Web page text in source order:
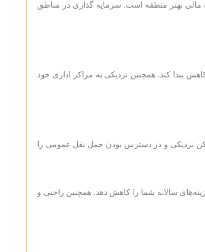
مالی بهتر منطقه است. سرمایه گذاری در مناطق
پیدا کند. همچنین نزدیکی به مراکز اداری خود
نزدیکی و در دسترس بودن حمل نقل عمومی را
سالانه شما را کاهش دهد. همچنین راحتی و